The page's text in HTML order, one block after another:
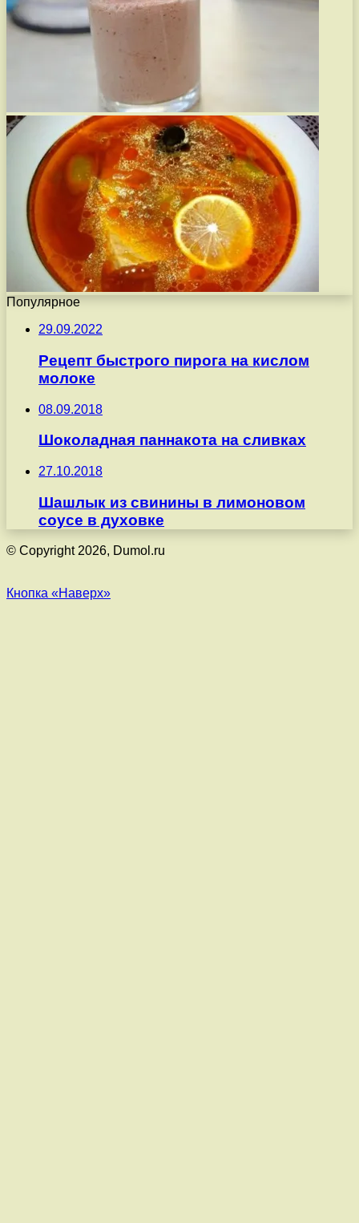
Популярное
29.09.2022
Рецепт быстрого пирога на кислом
молоке
08.09.2018
Шоколадная паннакота на сливках
27.10.2018
Шашлык из свинины в лимоновом
соусе в духовке
© Copyright 2026, Dumol.ru
Кнопка «Наверх»